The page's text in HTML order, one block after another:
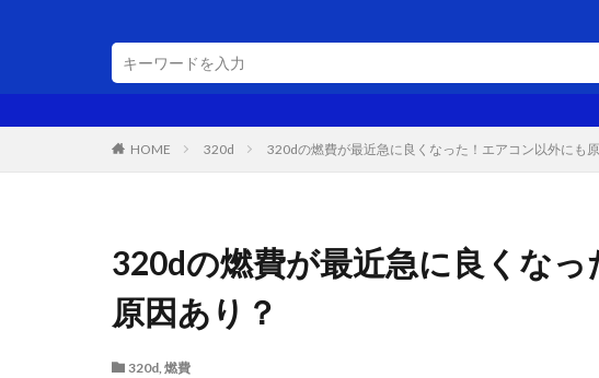
HOME 320d 320dの燃費が最近急に良くなった！エアコン以外にも
320dの燃費が最近急に良くな
原因あり？
320d, 燃費